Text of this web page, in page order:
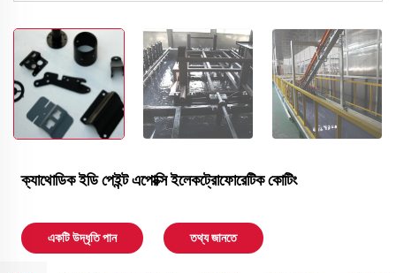
ক্যাথোডিক ইডি পেইন্ট এপোক্সি ইলেকট্রোফোরেটিক কোটিং
একটি উদ্ধৃতি পান তথ্য জানতে